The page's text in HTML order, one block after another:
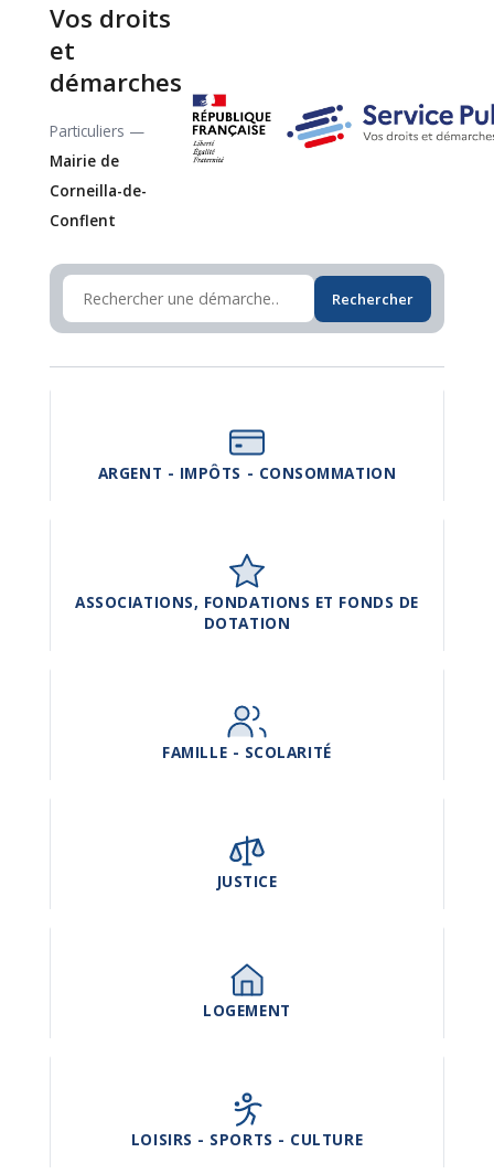
Vos droits
et
démarches
Particuliers —
Mairie de
Corneilla-de-
Conflent
Rechercher
ARGENT - IMPÔTS - CONSOMMATION
ASSOCIATIONS, FONDATIONS ET FONDS DE
DOTATION
FAMILLE - SCOLARITÉ
JUSTICE
LOGEMENT
LOISIRS - SPORTS - CULTURE